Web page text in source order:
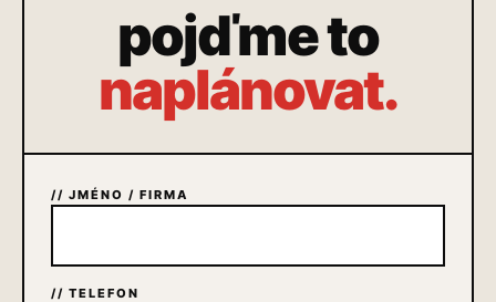
pojďme to
naplánovat.
// JMÉNO / FIRMA
// TELEFON